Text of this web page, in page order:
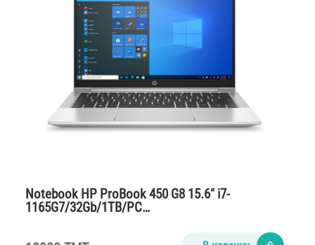
Notebook HP ProBook 450 G8 15.6″ i7-
1165G7/32Gb/1TB/PC…